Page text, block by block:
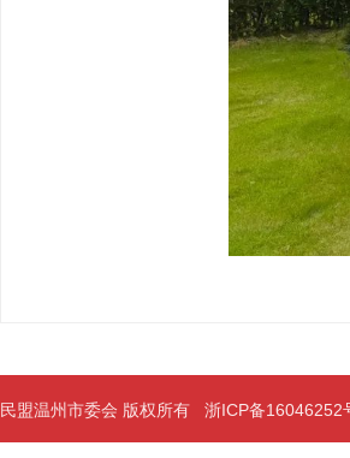
民盟温州市委会 版权所有 浙ICP备16046252